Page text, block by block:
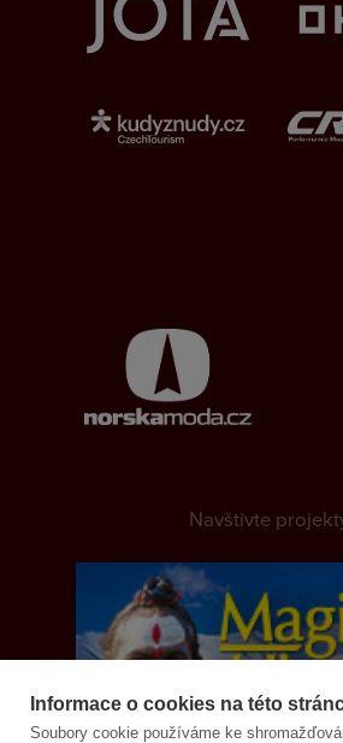
Informace o cookies na této
Soubory cookie používáme ke
Navštivte